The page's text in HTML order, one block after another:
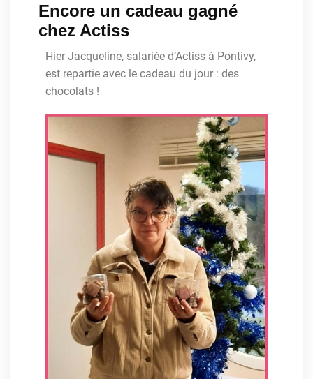
Encore un cadeau gagné
chez Actiss
Hier Jacqueline, salariée d’Actiss à Pontivy,
est repartie avec le cadeau du jour : des
chocolats !